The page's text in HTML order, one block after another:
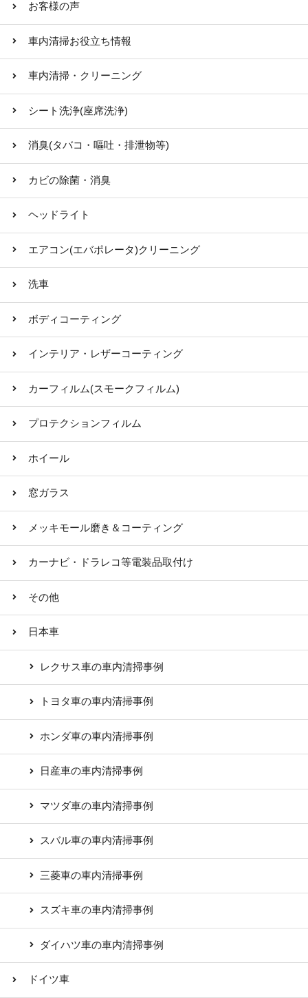
お客様の声
車内清掃お役立ち情報
車内清掃・クリーニング
シート洗浄(座席洗浄)
消臭(タバコ・嘔吐・排泄物等)
カビの除菌・消臭
ヘッドライト
エアコン(エバポレータ)クリーニング
洗車
ボディコーティング
インテリア・レザーコーティング
カーフィルム(スモークフィルム)
プロテクションフィルム
ホイール
窓ガラス
メッキモール磨き＆コーティング
カーナビ・ドラレコ等電装品取付け
その他
日本車
レクサス車の車内清掃事例
トヨタ車の車内清掃事例
ホンダ車の車内清掃事例
日産車の車内清掃事例
マツダ車の車内清掃事例
スバル車の車内清掃事例
三菱車の車内清掃事例
スズキ車の車内清掃事例
ダイハツ車の車内清掃事例
ドイツ車